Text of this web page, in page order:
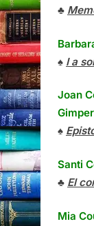
♣
♠ I a
Joan
♠
Santi
♣ El
Mia